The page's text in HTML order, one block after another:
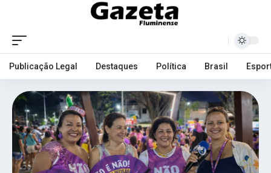
Publicação Legal Destaques Política Brasil